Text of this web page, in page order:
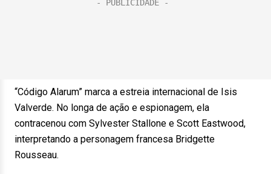
“Código Alarum” marca a estreia internacional de Isis
Valverde. No longa de ação e espionagem, ela
contracenou com Sylvester Stallone e Scott Eastwood,
interpretando a personagem francesa Bridgette
Rousseau.